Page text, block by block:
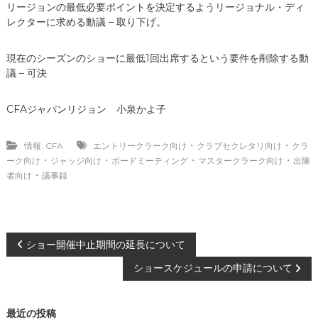
リージョンの最低必要ポイントを決定するようリージョナル・ディ
レクターに求める動議 – 取り下げ。
現在のシーズンのショーに最低1回出席するという要件を削除する動
議 – 可決
CFAジャパンリジョン 小泉かよ子
情報: CFA エントリークラーク向け ・ クラブセクレタリ向け ・ クラ
ーク向け ・ ジャッジ向け ・ ボードミーティング・ マスタークラーク向け ・ 出陳
者向け ・ 議事録
投
ナ
ショー開催中止期間の延長について
ショースケジュールの申請について
最近の投稿